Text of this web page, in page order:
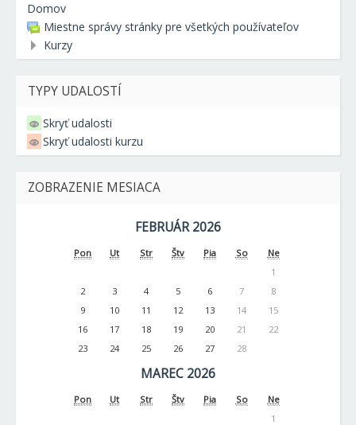
Domov
Miestne správy stránky pre všetkých používateľov
Kurzy
TYPY UDALOSTÍ
Skryť udalosti
Skryť udalosti kurzu
ZOBRAZENIE MESIACA
FEBRUÁR 2026
Pon Ut Str Štv Pia So
Ne
1
2
3 4 5 6 7
8
9
10 11 12 13 14
15
16
17 18 19 20 21
22
23
24 25 26 27 28
MAREC 2026
Pon Ut Str Štv Pia So
Ne
1